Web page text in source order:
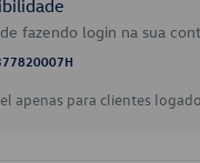
fazendo login na sua
apenas para clientes